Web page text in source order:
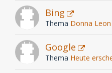
Bing
Thema Donna Leon
Google
Thema Heute